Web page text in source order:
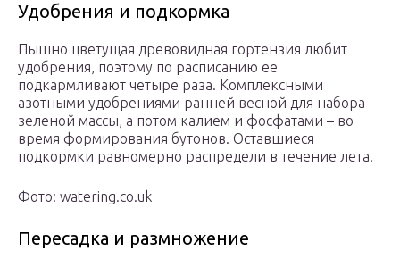
Удобрения и подкормка
Пышно цветущая древовидная гортензия любит
удобрения, поэтому по расписанию ее
подкармливают четыре раза. Комплексными
азотными удобрениями ранней весной для набора
зеленой массы, а потом калием и фосфатами – во
время формирования бутонов. Оставшиеся
подкормки равномерно распредели в течение лета.
Фото: watering.co.uk
Пересадка и размножение